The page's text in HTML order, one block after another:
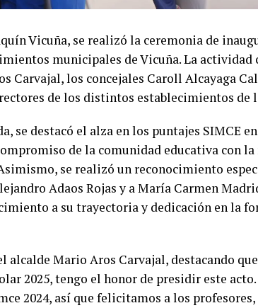
Vicuña, se realizó la ceremonia de
municipales de Vicuña. La actividad
Carvajal, los concejales Caroll Alcayaga
de los distintos establecimientos de
se destacó el alza en los puntajes SIMCE
de la comunidad educativa con
se realizó un reconocimiento
Adaos Rojas y a María Carmen
a su trayectoria y dedicación en la
alcalde Mario Aros Carvajal, destacando
2025, tengo el honor de presidir este
2024, así que felicitamos a los